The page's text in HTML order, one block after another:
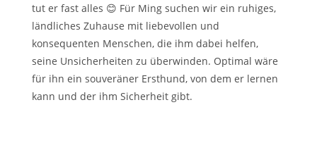
tut er fast alles 😊 Für Ming suchen wir ein ruhiges,
ländliches Zuhause mit liebevollen und
konsequenten Menschen, die ihm dabei helfen,
seine Unsicherheiten zu überwinden. Optimal wäre
für ihn ein souveräner Ersthund, von dem er lernen
kann und der ihm Sicherheit gibt.